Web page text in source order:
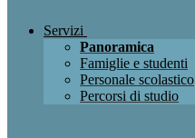
Servizi
Panoramica
Famiglie e studenti
Personale scolastico
Percorsi di studio